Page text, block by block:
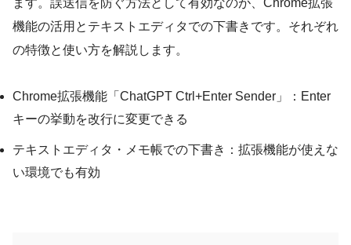
ます。誤送信を防ぐ方法として有効なのが、Chrome拡張
機能の活用とテキストエディタでの下書きです。それぞれ
の特徴と使い方を解説します。
Chrome拡張機能「ChatGPT Ctrl+Enter Sender」：Enter
キーの挙動を改行に変更できる
テキストエディタ・メモ帳での下書き：拡張機能が使えな
い環境でも有効